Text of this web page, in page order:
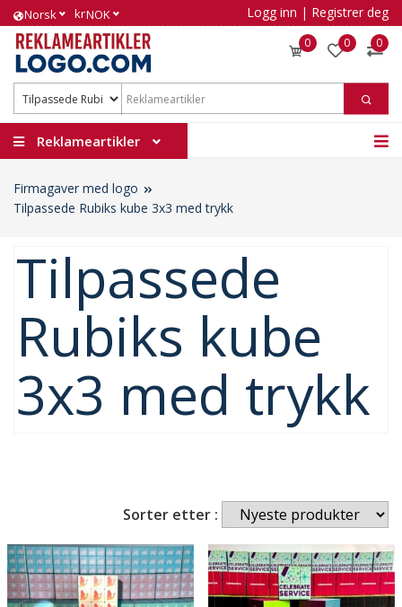
Norsk krNOK Logg inn | Registrer deg
0 0 0
Reklameartikler
Firmagaver med logo
Tilpassede Rubiks kube 3x3 med trykk
Tilpassede
Rubiks kube
3x3 med trykk
Sorter etter :